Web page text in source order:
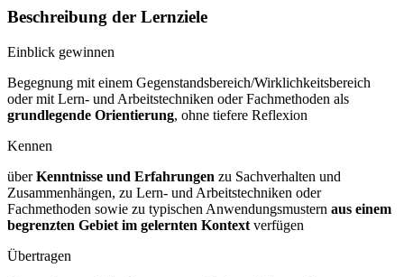
Beschreibung der Lernziele
Einblick gewinnen
Begegnung mit einem Gegenstandsbereich/Wirklichkeitsbereich
oder mit Lern- und Arbeitstechniken oder Fachmethoden als
grundlegende Orientierung, ohne tiefere Reflexion
Kennen
überKenntnisse und Erfahrungen zu Sachverhalten und
Zusammenhängen, zu Lern- und Arbeitstechniken oder
Fachmethoden sowie zu typischen Anwendungsmustern aus einem
begrenzten Gebiet im gelernten Kontext verfügen
Übertragen